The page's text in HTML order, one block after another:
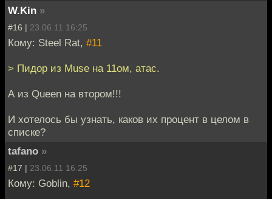
W.Kin »
#16 | 23.06.11 16:25
Кому: Steel Rat, #11
> Пидор из Muse на 11ом, атас.
А из Queen на втором!!!
И хотелось бы узнать, каков их процент в целом в
списке?
tafano »
#17 | 23.06.11 16:25
Кому: Goblin, #12